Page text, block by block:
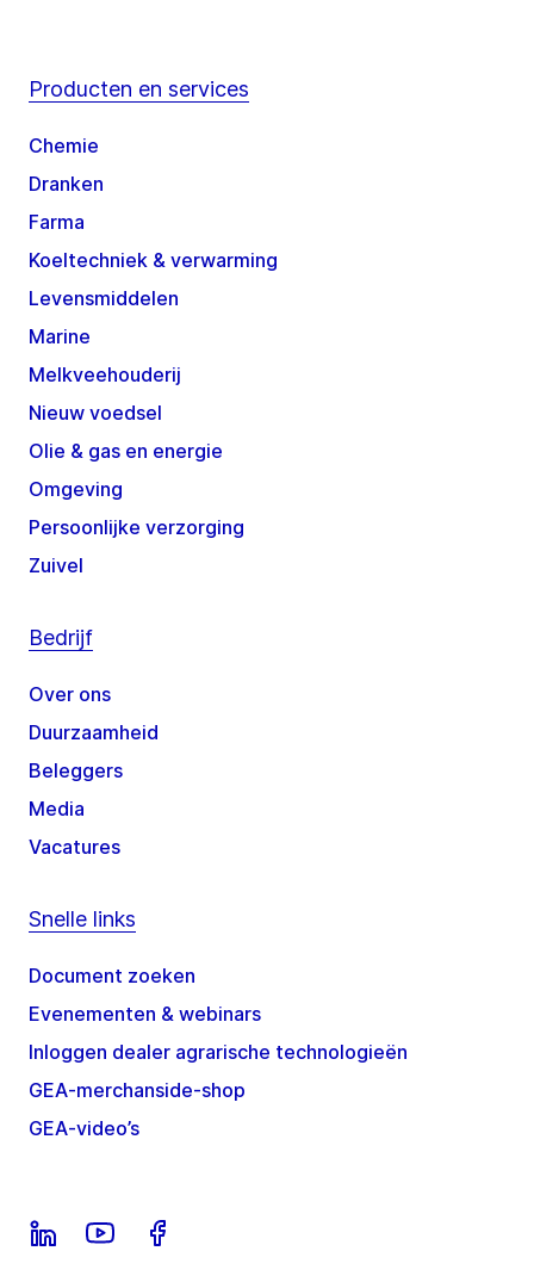
Producten en services
Chemie
Dranken
Farma
Koeltechniek & verwarming
Levensmiddelen
Marine
Melkveehouderij
Nieuw voedsel
Olie & gas en energie
Omgeving
Persoonlijke verzorging
Zuivel
Bedrijf
Over ons
Duurzaamheid
Beleggers
Media
Vacatures
Snelle links
Document zoeken
Evenementen & webinars
Inloggen dealer agrarische technologieën
GEA-merchanside-shop
GEA-video’s